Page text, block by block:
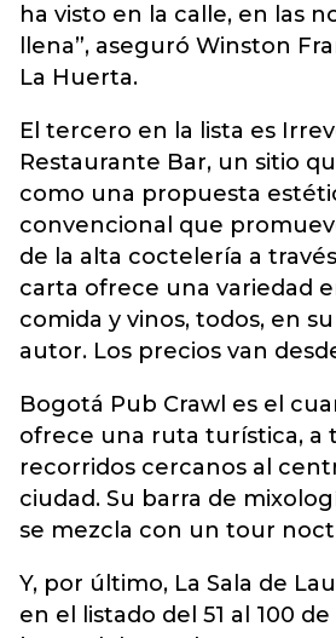
ha visto en la calle, en las
llena”, aseguró Winston
La Huerta.
El tercero en la lista es
Restaurante Bar, un sitio
como una propuesta
convencional que
de la alta coctelería a
carta ofrece una variedad
comida y vinos, todos, en
autor. Los precios van
Bogotá Pub Crawl es el
ofrece una ruta turística, a
recorridos cercanos al
ciudad. Su barra de
se mezcla con un tour
Y, por último, La Sala de
en el listado del 51 al 100